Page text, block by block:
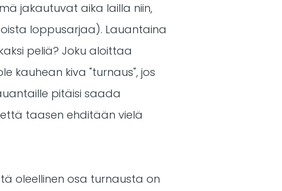
jakautuvat aika lailla niin,
loppusarjaa). Lauantaina
peliä? Joku aloittaa
kauhean kiva "turnaus", jos
pitäisi saada
taasen ehditään vielä
oleellinen osa turnausta on